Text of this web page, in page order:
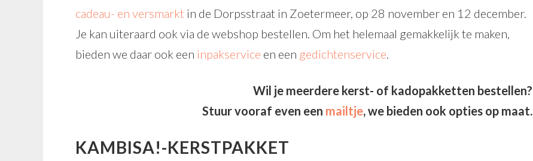
cadeau- en versmarkt in de Dorpsstraat in Zoetermeer, op 28 november en 12 december.
Je kan uiteraard ook via de webshop bestellen. Om het helemaal gemakkelijk te maken,
bieden we daar ook een inpakservice en een gedichtenservice.
Wil je meerdere kerst- of kadopakketten bestellen?
Stuur vooraf even een mailtje, we bieden ook opties op maat.
KAMBISA!-KERSTPAKKET